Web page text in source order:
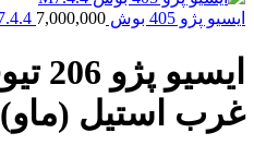
ایسیو پژو 405 بوش M7.4.4 7,000,000
غرب استیل (ماو)